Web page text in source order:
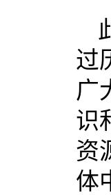
过
广
识
资
体